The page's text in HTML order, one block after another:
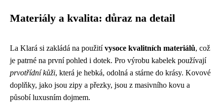
Materiály a kvalita: důraz na detail
La Klará si zakládá na použitívysoce kvalitních materiálů, což
je patrné na první pohled i dotek. Pro výrobu kabelek používají
prvotřídní kůži, která je hebká, odolná a stárne do krásy. Kovové
doplňky, jako jsou zipy a přezky, jsou z masivního kovu a
působí luxusním dojmem.